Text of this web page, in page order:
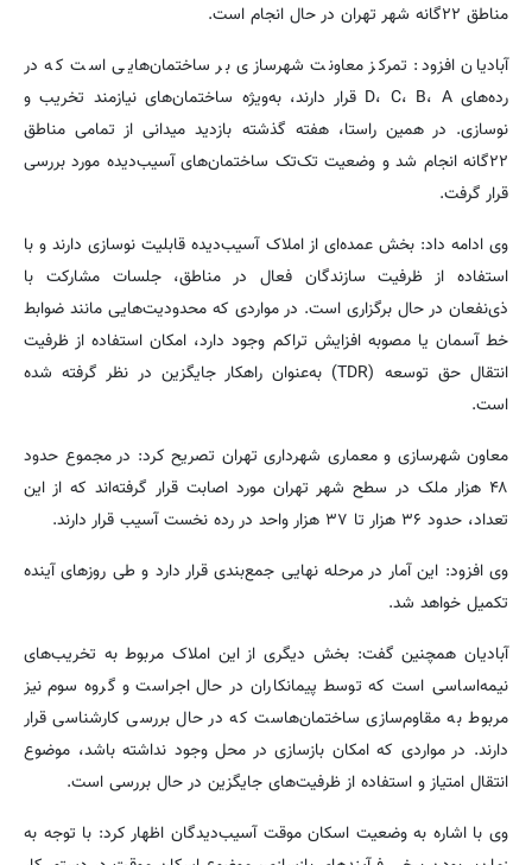
مناطق ۲۲گانه شهر تهران در حال انجام است.
آبادیان افزود: تمرکز معاونت شهرسازی بر ساختمان‌هایی است که در
رده‌های D، C، B، A قرار دارند، به‌ویژه ساختمان‌های نیازمند تخریب و
نوسازی. در همین راستا، هفته گذشته بازدید میدانی از تمامی مناطق
۲۲گانه انجام شد و وضعیت تک‌تک ساختمان‌های آسیب‌دیده مورد بررسی
قرار گرفت.
وی ادامه داد: بخش عمده‌ای از املاک آسیب‌دیده قابلیت نوسازی دارند و با
استفاده از ظرفیت سازندگان فعال در مناطق، جلسات مشارکت با
ذی‌نفعان در حال برگزاری است. در مواردی که محدودیت‌هایی مانند ضوابط
خط آسمان یا مصوبه افزایش تراکم وجود دارد، امکان استفاده از ظرفیت
انتقال حق توسعه (TDR) به‌عنوان راهکار جایگزین در نظر گرفته شده
است.
معاون شهرسازی و معماری شهرداری تهران تصریح کرد: در مجموع حدود
۴۸ هزار ملک در سطح شهر تهران مورد اصابت قرار گرفته‌اند که از این
تعداد، حدود ۳۶ هزار تا ۳۷ هزار واحد در رده نخست آسیب قرار دارند.
وی افزود: این آمار در مرحله نهایی جمع‌بندی قرار دارد و طی روزهای آینده
تکمیل خواهد شد.
آبادیان همچنین گفت: بخش دیگری از این املاک مربوط به تخریب‌های
نیمه‌اساسی است که توسط پیمانکاران در حال اجراست و گروه سوم نیز
مربوط به مقاوم‌سازی ساختمان‌هاست که در حال بررسی کارشناسی قرار
دارند. در مواردی که امکان بازسازی در محل وجود نداشته باشد، موضوع
انتقال امتیاز و استفاده از ظرفیت‌های جایگزین در حال بررسی است.
وی با اشاره به وضعیت اسکان موقت آسیب‌دیدگان اظهار کرد: با توجه به